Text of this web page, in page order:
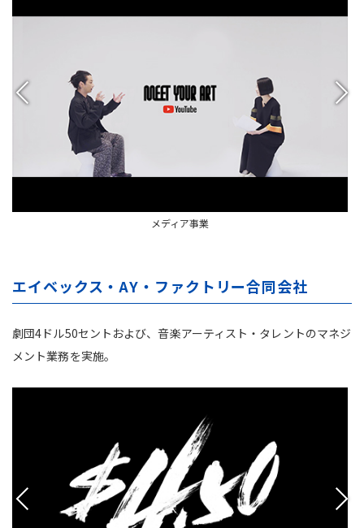
メディア事業
エイベックス・AY・ファクトリー合同会社
劇団4ドル50セントおよび、音楽アーティスト・タレントのマネジ
メント業務を実施。